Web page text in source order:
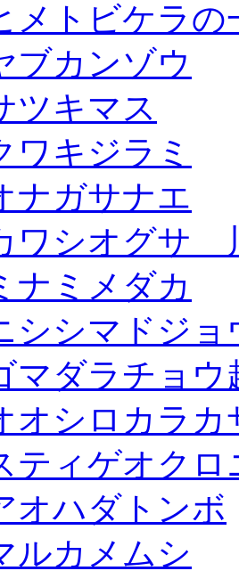
メトビケラの
ブカンゾウ
ツキマス
ワキジラミ
ナガサナエ
ワシオグサ
ナミメダカ
シシマドジョ
マダラチョウ
オシロカラカ
ティゲオク
オハダトンボ
ルカメムシ